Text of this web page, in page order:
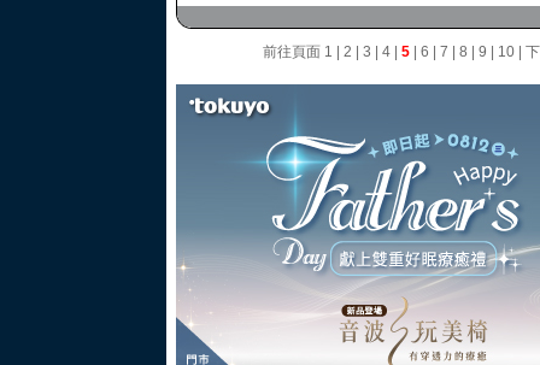
前往頁面 1 2 3 4| 5| 6 7 8 9 10|